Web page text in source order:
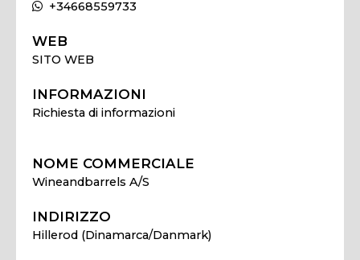
+34668559733
WEB
SITO WEB
INFORMAZIONI
Richiesta di informazioni
NOME COMMERCIALE
Wineandbarrels A/S
INDIRIZZO
Hillerod (Dinamarca/Danmark)